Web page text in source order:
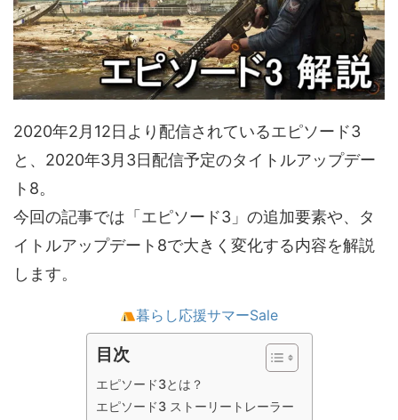
2020年2月12日より配信されているエピソード3
と、2020年3月3日配信予定のタイトルアップデー
ト8。
今回の記事では「エピソード3」の追加要素や、タ
イトルアップデート8で大きく変化する内容を解説
します。
暮らし応援サマーSale
目次
エピソード3とは？
エピソード3 ストーリートレーラー